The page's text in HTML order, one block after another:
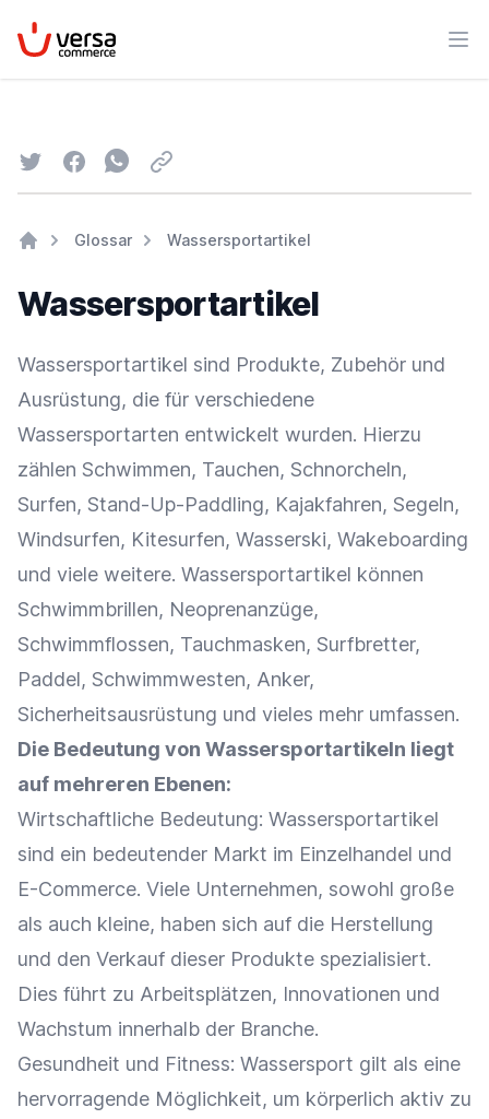
VersaCommerce
TwitterFacebookWhatsapp
Email
Glossar Wassersportartikel
Wassersportartikel
Wassersportartikel sind Produkte, Zubehör und
Ausrüstung, die für verschiedene
Wassersportarten entwickelt wurden. Hierzu
zählen Schwimmen, Tauchen, Schnorcheln,
Surfen, Stand-Up-Paddling, Kajakfahren, Segeln,
Windsurfen, Kitesurfen, Wasserski, Wakeboarding
und viele weitere. Wassersportartikel können
Schwimmbrillen, Neoprenanzüge,
Schwimmflossen, Tauchmasken, Surfbretter,
Paddel, Schwimmwesten, Anker,
Sicherheitsausrüstung und vieles mehr umfassen.
Die Bedeutung von Wassersportartikeln liegt
auf mehreren Ebenen:
Wirtschaftliche Bedeutung: Wassersportartikel
sind ein bedeutender Markt im Einzelhandel und
E-Commerce. Viele Unternehmen, sowohl große
als auch kleine, haben sich auf die Herstellung
und den Verkauf dieser Produkte spezialisiert.
Dies führt zu Arbeitsplätzen, Innovationen und
Wachstum innerhalb der Branche.
Gesundheit und Fitness: Wassersport gilt als eine
hervorragende Möglichkeit, um körperlich aktiv zu